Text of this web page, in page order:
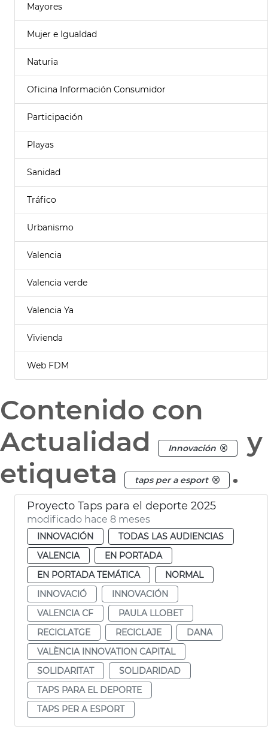
Mayores
Mujer e Igualdad
Naturia
Oficina Información Consumidor
Participación
Playas
Sanidad
Tráfico
Urbanismo
Valencia
Valencia verde
Valencia Ya
Vivienda
Web FDM
Contenido con
Actualidad
Innovación
y
etiqueta
taps per a esport .
Proyecto Taps para el deporte 2025
modificado hace 8 meses
INNOVACIÓN
TODAS LAS AUDIENCIAS
VALENCIA
EN PORTADA
EN PORTADA TEMÁTICA
NORMAL
INNOVACIÓ
INNOVACIÓN
VALENCIA CF
PAULA LLOBET
RECICLATGE
RECICLAJE
DANA
VALÈNCIA INNOVATION CAPITAL
SOLIDARITAT
SOLIDARIDAD
TAPS PARA EL DEPORTE
TAPS PER A ESPORT